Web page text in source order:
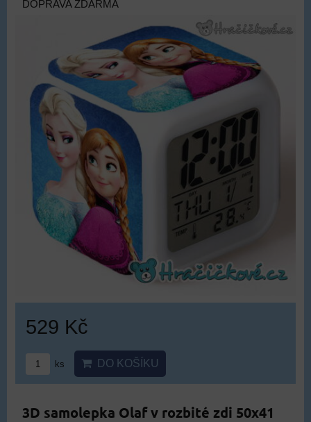
DOPRAVA ZDARMA
529 Kč
ks DO KOŠÍKU
3D samolepka Olaf v rozbité zdi 50x41